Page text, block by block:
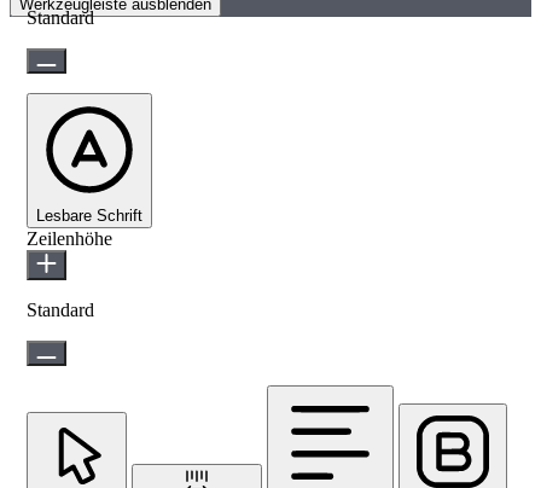
Werkzeugleiste ausblenden
Standard
Lesbare Schrift
Zeilenhöhe
Standard